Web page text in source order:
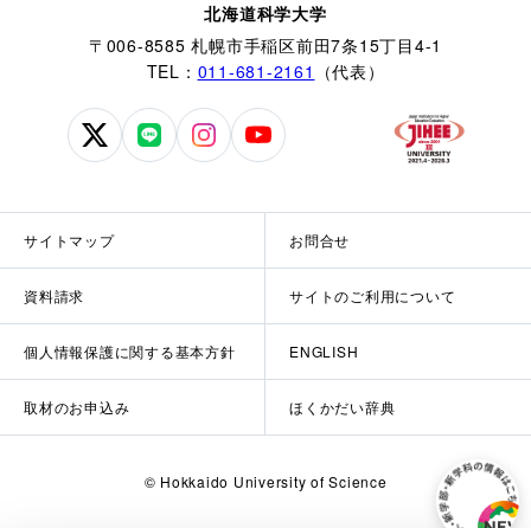
北海道科学大学
〒006-8585 札幌市手稲区前田7条15丁目4-1
TEL： 011-681-2161 （代表）
北
科
学
公
式
X
北
学
公
式
北
学
公
式
北
学
式
YouTube
サイトマップ お問合せ
資料請求 サイトのご利用について
個人情報保護に関する基本方針 ENGLISH
取材のお申込み ほくかだい辞典
© Hokkaido University of Science